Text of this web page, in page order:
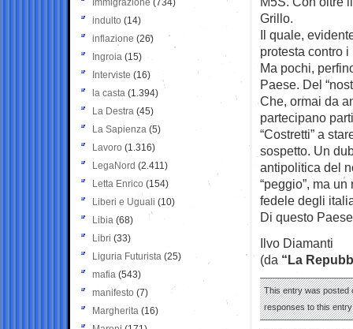
Grillo.
Il quale,
protesta contro
Ma pochi,
Paese. Del
Che, ormai da
partecipano
“Costretti” a
sospetto. Un
antipolitica del
“peggio”, ma
fedele degli
Di questo
Ilvo Diamanti
(da “La
This entry was posted
responses to this
Immigrazione (734)
indulto (14)
inflazione (26)
Ingroia (15)
Interviste (16)
la casta (1.394)
La Destra (45)
La Sapienza (5)
Lavoro (1.316)
LegaNord (2.411)
Letta Enrico (154)
Liberi e Uguali (10)
Libia (68)
Libri (33)
Liguria Futurista (25)
mafia (543)
manifesto (7)
Margherita (16)